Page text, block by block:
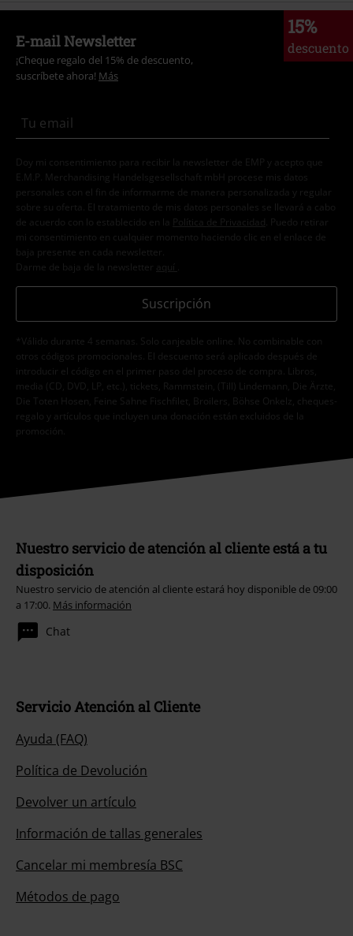
15%
descuento
E-mail Newsletter
¡Cheque regalo del 15% de descuento,
suscríbete ahora! Más
Doy mi consentimiento para recibir la newsletter de EMP y acepto que
E.M.P. Merchandising Handelsgesellschaft mbH procese mis datos
personales con el fin de informarme de manera personalizada y regular
sobre su oferta. El tratamiento de mis datos personales se llevará a cabo
de acuerdo con lo establecido en la
Política de Privacidad . Puedo retirar
mi consentimiento en cualquier momento haciendo clic en el enlace de
baja presente en cada newsletter.
Darme de baja de la newsletter
aquí
Suscripción
*Válido durante 4 semanas. Solo canjeable online. No combinable con
otros códigos promocionales. El descuento será aplicado después de
introducir el código en el primer paso del proceso de compra. Libros,
media (CD, DVD, LP, etc.), tickets, Rammstein, (Till) Lindemann, Die Ärzte,
Die Toten Hosen, Feine Sahne Fischfilet, Broilers, Böhse Onkelz, cheques-
regalo y artículos que incluyen una donación están excluidos de la
promoción.
Nuestro servicio de atención al cliente está a tu
disposición
Nuestro servicio de atención al cliente estará hoy disponible de 09:00
a 17:00. Más información
Chat
Servicio Atención al Cliente
Ayuda (FAQ)
Política de Devolución
Devolver un artículo
Información de tallas generales
Cancelar mi membresía BSC
Métodos de pago